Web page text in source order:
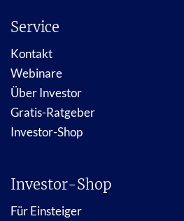
Service
Kontakt
Webinare
Über Investor
Gratis-Ratgeber
Investor-Shop
Investor-Shop
Für Einsteiger